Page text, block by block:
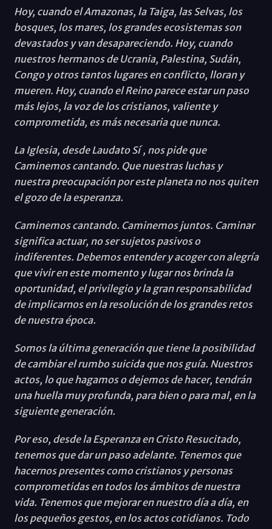
Hoy, cuando el Amazonas, la Taiga, las Selvas, los
bosques, los mares, los grandes ecosistemas son
devastados y van desapareciendo. Hoy, cuando
nuestros hermanos de Ucrania, Palestina, Sudán,
Congo y otros tantos lugares en conflicto, lloran y
mueren. Hoy, cuando el Reino parece estar un paso
más lejos, la voz de los cristianos, valiente y
comprometida, es más necesaria que nunca.
La Iglesia, desde Laudato Si ́, nos pide que
Caminemos cantando. Que nuestras luchas y
nuestra preocupación por este planeta no nos quiten
el gozo de la esperanza.
Caminemos cantando. Caminemos juntos. Caminar
significa actuar, no ser sujetos pasivos o
indiferentes. Debemos entender y acoger con alegría
que vivir en este momento y lugar nos brinda la
oportunidad, el privilegio y la gran responsabilidad
de implicarnos en la resolución de los grandes retos
de nuestra época.
Somos la última generación que tiene la posibilidad
de cambiar el rumbo suicida que nos guía. Nuestros
actos, lo que hagamos o dejemos de hacer, tendrán
una huella muy profunda, para bien o para mal, en la
siguiente generación.
Por eso, desde la Esperanza en Cristo Resucitado,
tenemos que dar un paso adelante. Tenemos que
hacernos presentes como cristianos y personas
comprometidas en todos los ámbitos de nuestra
vida. Tenemos que mejorar en nuestro día a día, en
los pequeños gestos, en los actos cotidianos. Todo